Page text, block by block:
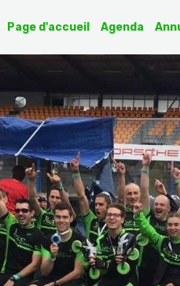
Page d'accueil Agenda